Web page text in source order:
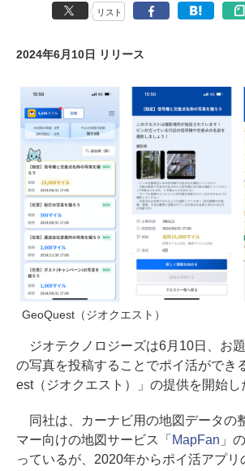
リスト
2024年6月10日 リリース
GeoQuest（ジオクエスト）
ジオテクノロジーズは6月10日、お
の写真を投稿することでポイ活ができ
est（ジオクエスト）」の提供を開始し
同社は、カーナビ用の地図データの
マー向けの地図サービス「 MapFan 」
っているが、2020年からポイ活アプリ